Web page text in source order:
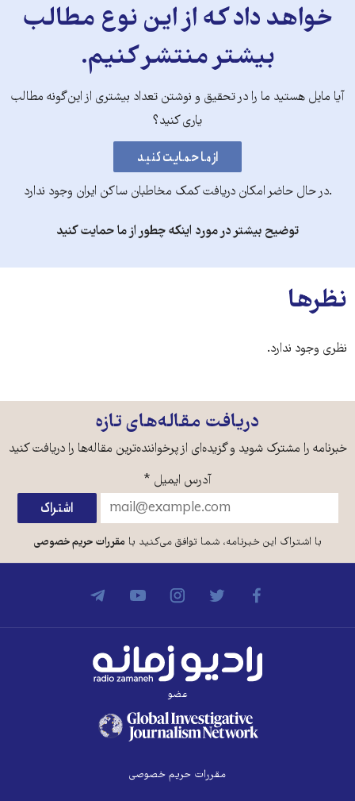
خواهد داد که از این نوع مطالب
بیشتر منتشر کنیم.
آیا مایل هستید ما را در تحقیق و نوشتن تعداد بیشتری از این‌گونه مطالب
یاری کنید؟
.در حال حاضر امکان دریافت کمک مخاطبان ساکن ایران وجود ندارد
توضیح بیشتر در مورد اینکه چطور از ما حمایت کنید
نظرها
نظری وجود ندارد.
دریافت مقاله‌های تازه
خبرنامه را مشترک شوید و گزیده‌ای از پرخواننده‌ترین مقاله‌ها را دریافت کنید
آدرس ایمیل *
با اشتراک این خبرنامه، شما توافق می‌کنید بامقررات حریم خصوصی
عضو
مقررات حریم خصوصی